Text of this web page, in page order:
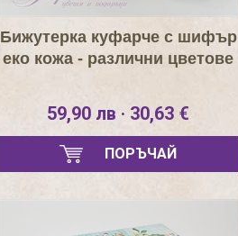
Бижутерка куфарче с шифър
еко кожа - различни цветове
59,90 лв · 30,63 €
ПОРЪЧАЙ